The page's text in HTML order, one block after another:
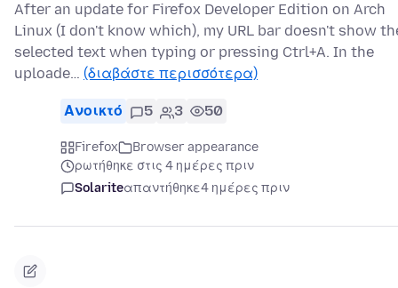
After an update for Firefox Developer Edition on Arch
Linux (I don't know which), my URL bar doesn't show
selected text when typing or pressing Ctrl+A. In the
uploade… (διαβάστε περισσότερα)
Ανοικτό 5 3 50
Firefox
Browser appearance
ρωτήθηκε στις 4 ημέρες πριν
Solariteαπαντήθηκε4 ημέρες πριν